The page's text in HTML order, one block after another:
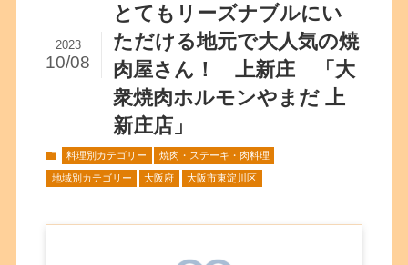
とてもリーズナブルにい
ただける地元で大人気の焼
肉屋さん！ 上新庄 「大
衆焼肉ホルモンやまだ 上
新庄店」
2023
10/08
料理別カテゴリー 焼肉・ステーキ・肉料理
地域別カテゴリー 大阪府 大阪市東淀川区